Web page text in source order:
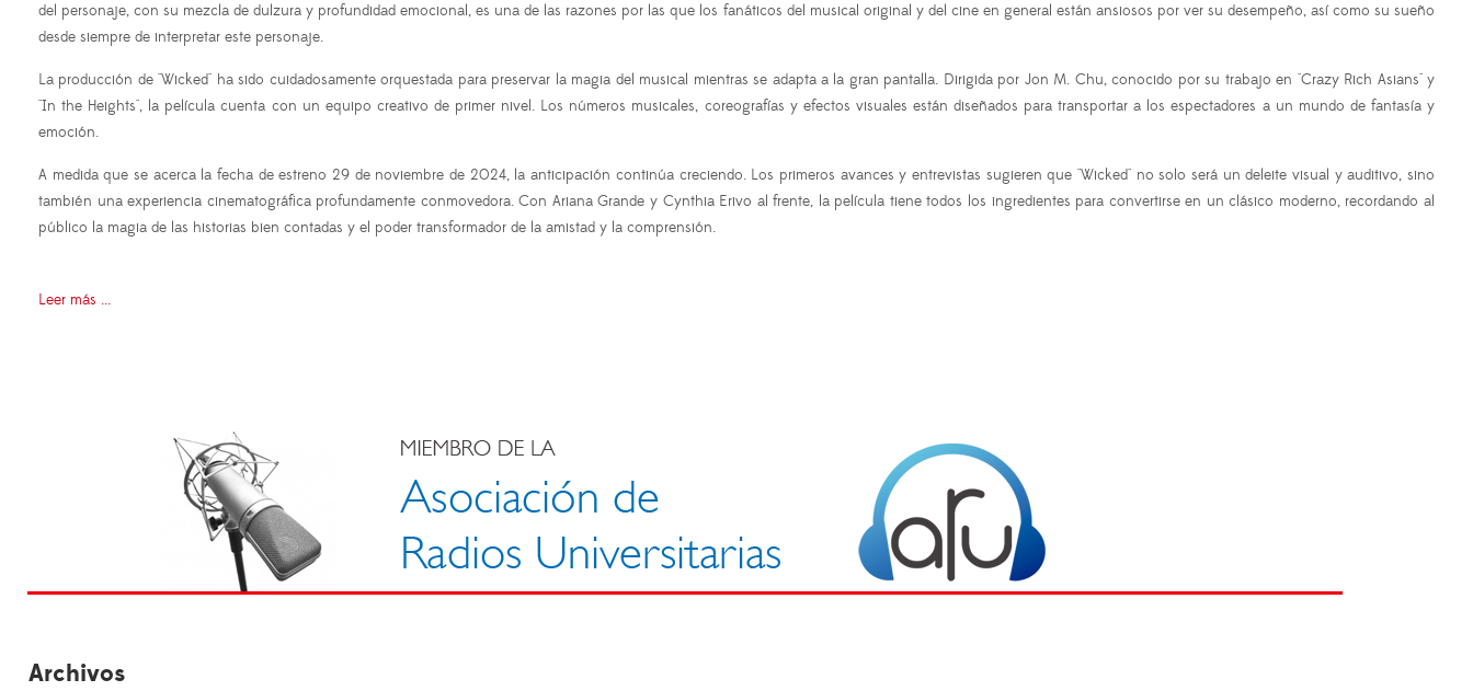
del personaje, con su mezcla de dulzura y profundidad emocional, es una de las razones por las que los fanáticos del musical original y del cine en general están ansiosos por ver su desempeño, así como su sueño
desde siempre de interpretar este personaje.
La producción de "Wicked" ha sido cuidadosamente orquestada para preservar la magia del musical mientras se adapta a la gran pantalla. Dirigida por Jon M. Chu, conocido por su trabajo en "Crazy Rich Asians" y
"In the Heights", la película cuenta con un equipo creativo de primer nivel. Los números musicales, coreografías y efectos visuales están diseñados para transportar a los espectadores a un mundo de fantasía y
emoción.
A medida que se acerca la fecha de estreno 29 de noviembre de 2024, la anticipación continúa creciendo. Los primeros avances y entrevistas sugieren que "Wicked" no solo será un deleite visual y auditivo, sino
también una experiencia cinematográfica profundamente conmovedora. Con Ariana Grande y Cynthia Erivo al frente, la película tiene todos los ingredientes para convertirse en un clásico moderno, recordando al
público la magia de las historias bien contadas y el poder transformador de la amistad y la comprensión.
Leer más ...
Archivos